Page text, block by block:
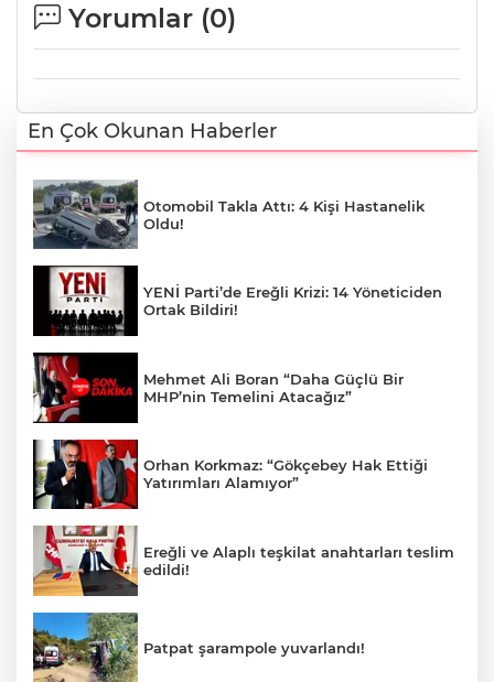
Yorumlar (0)
En Çok Okunan Haberler
Otomobil Takla Attı: 4 Kişi Hastanelik
Oldu!
YENİ Parti’de Ereğli Krizi: 14 Yöneticiden
Ortak Bildiri!
Mehmet Ali Boran “Daha Güçlü Bir
MHP’nin Temelini Atacağız”
Orhan Korkmaz: “Gökçebey Hak Ettiği
Yatırımları Alamıyor”
Ereğli ve Alaplı teşkilat anahtarları teslim
edildi!
Patpat şarampole yuvarlandı!